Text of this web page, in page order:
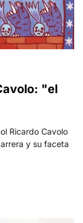
"el
Ricardo Cavolo
y su faceta